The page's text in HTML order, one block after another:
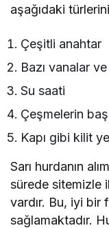
aşağıdaki
Çeşitli anahtar
Bazı vanalar
Su saati
Çeşmelerin baş
Kapı gibi kilit
Sarı hurdanın
sürede sitemizle
vardır. Bu, iyi bir
sağlamaktadır.